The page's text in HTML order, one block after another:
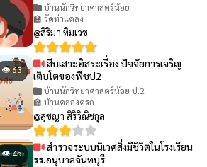
บ้านนักวิทยาศาสตร์น้อย
🏫 วัดท่าแคลง
@สิริมา ทิมเวช
👁 63
สืบเสาะอิสระเรื่อง ปัจจัยการเจริญ
เติบโตของพืชป2
บ้านนักวิทยาศาสตร์น้อย ป.2
🏫 บ้านคลองครก
@สุชญา สิริวิณิชกุล
👁 45
สำรวจระบบนิเวศสิ่งมีชีวิตในโรงเรียน
รร.อนุบาลจันทบุรี